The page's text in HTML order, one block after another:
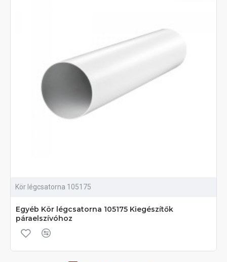
Kör légcsatorna 105175
Egyéb Kör légcsatorna 105175 Kiegészítők
páraelszívóhoz